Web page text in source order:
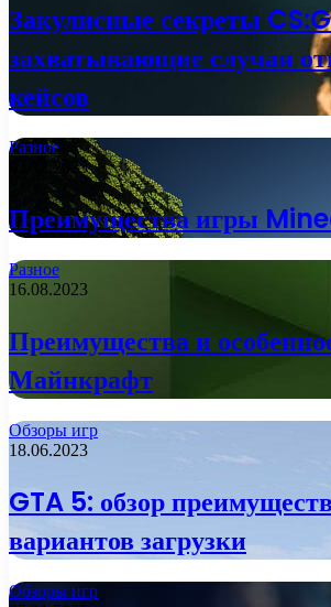
Закулисные секреты
захватывающие случаи
кейсов
Разное
02.12.2023
Преимущества игры
Разное
16.08.2023
Преимущества и
Майнкрафт
Обзоры игр
18.06.2023
GTA 5: обзор
вариантов загрузки
Обзоры игр